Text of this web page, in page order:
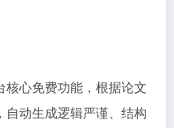
核心免费功能，根据论文
动生成逻辑严谨、结构